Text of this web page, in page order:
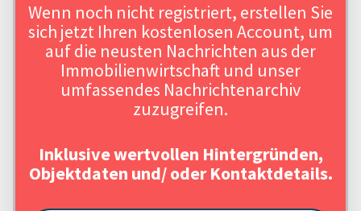
Wenn noch nicht registriert, erstellen Sie
sich jetzt Ihren kostenlosen Account, um
auf die neusten Nachrichten aus der
Immobilienwirtschaft und unser
umfassendes Nachrichtenarchiv
zuzugreifen.
Inklusive wertvollen Hintergründen,
Objektdaten und/ oder Kontaktdetails.